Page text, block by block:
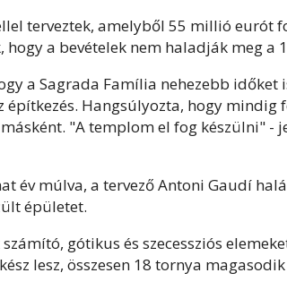
terveztek, amelyből 55 millió eurót
a bevételek nem haladják meg a
a Sagrada Família nehezebb
Hangsúlyozta, hogy
"A templom el fog készülni"
év múlva, a tervező Antoni Gaudí
épületet.
gótikus és szecessziós
lesz, összesen 18 tornya